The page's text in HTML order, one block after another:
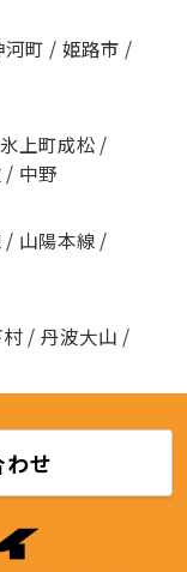
河町 / 姫路市 /
氷上町成松 /
/ 中野
/ 山陽本線 /
/ 丹波大山 /
せ